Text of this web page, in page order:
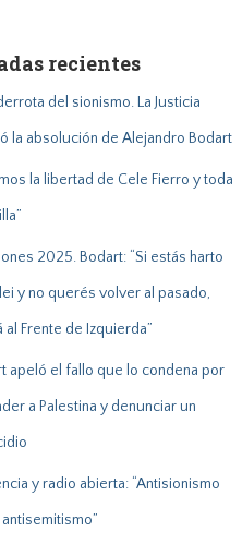
recientes
del sionismo. La Justicia
la absolución de Alejandro Bodart
la libertad de Cele Fierro y toda
2025. Bodart: “Si estás harto
y no querés volver al pasado,
al Frente de Izquierda”
apeló el fallo que lo condena por
a Palestina y denunciar un
y radio abierta: “Antisionismo